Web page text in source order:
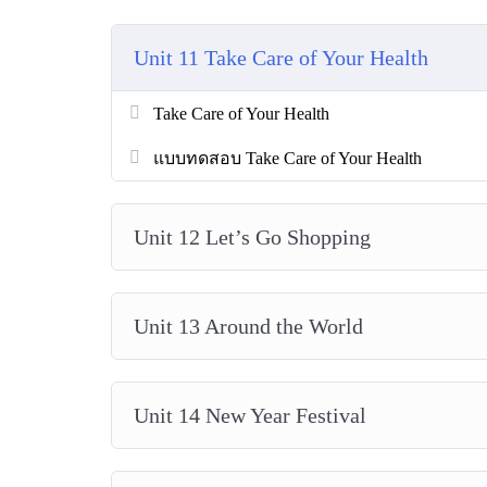
Unit 11 Take Care of Your Health
Take Care of Your Health
แบบทดสอบ Take Care of Your Health
Unit 12 Let’s Go Shopping
Unit 13 Around the World
Unit 14 New Year Festival